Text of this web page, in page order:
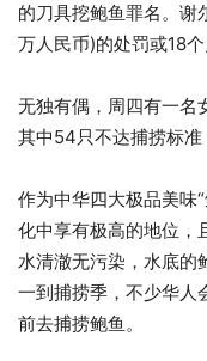
的刀具挖鲍鱼罪名。谢
万人民币)的处罚或18
无独有偶，周四有一名
其中54只不达捕捞标准
作为中华四大极品美味
化中享有极高的地位，
水清澈无污染，水底的
一到捕捞季，不少华人
前去捕捞鲍鱼。